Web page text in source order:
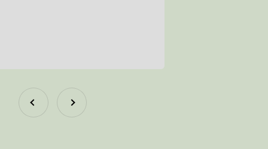
daisy
blue daisy
sand
Zurück